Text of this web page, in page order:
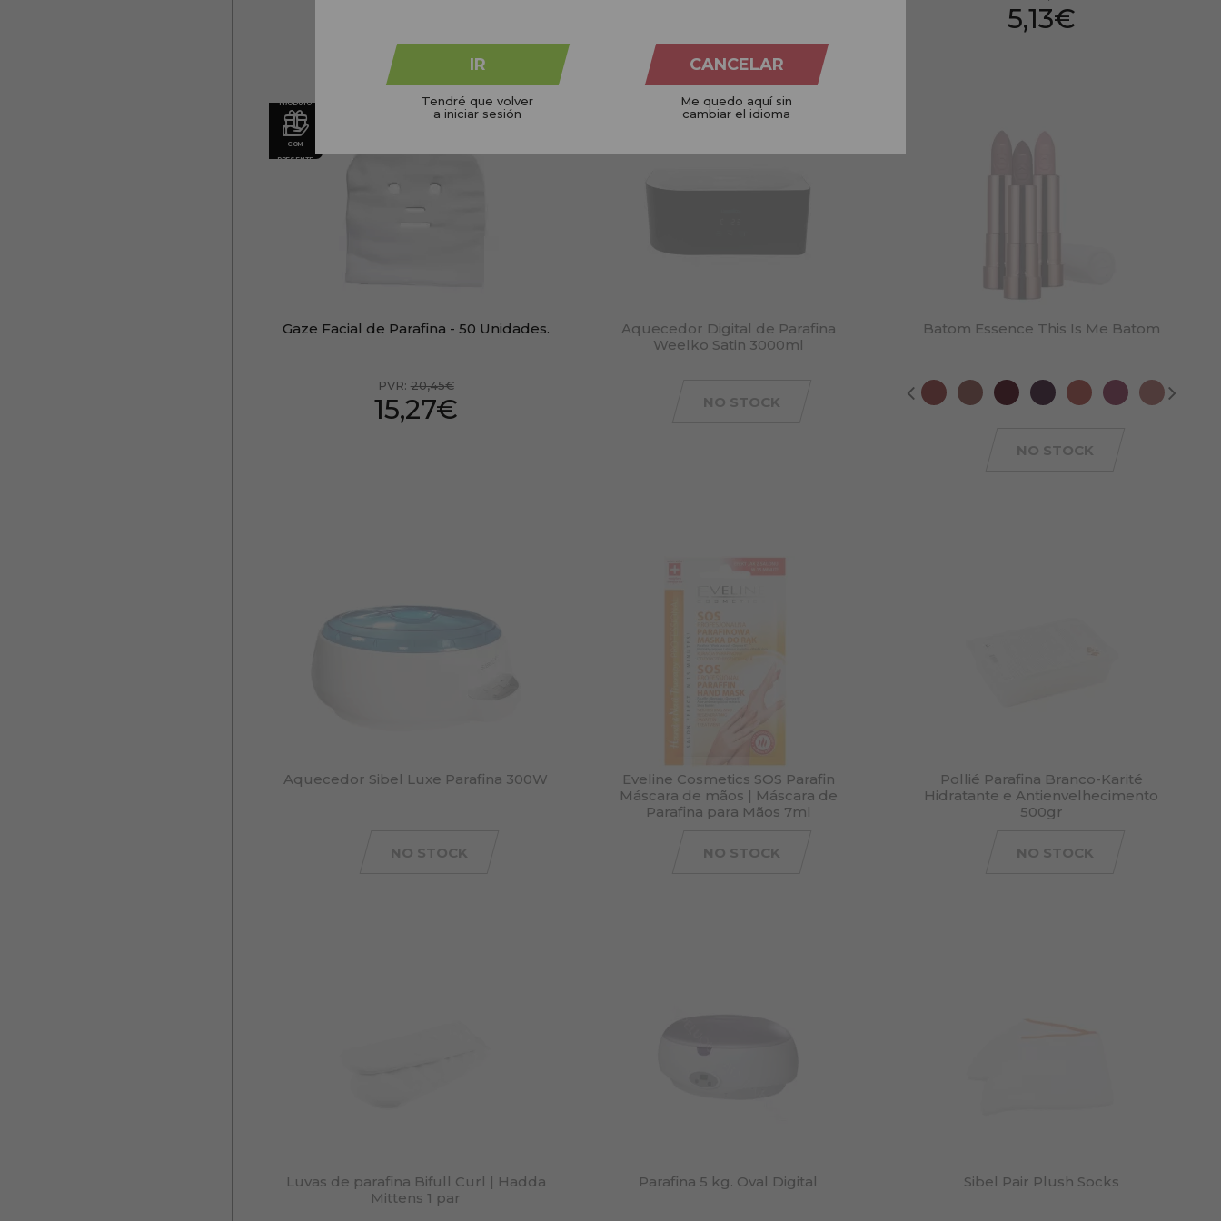
5,13€
PRODUTO
COM
PRESENTE
Gaze Facial de Parafina - 50 Unidades.
PVR: 20,45€
15,27€
Aquecedor Digital de Parafina
Weelko Satin 3000ml
NO STOCK
Batom Essence This Is Me Batom
NO STOCK
Aquecedor Sibel Luxe Parafina 300W
NO STOCK
Eveline Cosmetics SOS Parafin
Máscara de mãos | Máscara de
Parafina para Mãos 7ml
NO STOCK
Pollié Parafina Branco-Karité
Hidratante e Antienvelhecimento
500gr
NO STOCK
Luvas de parafina Bifull Curl | Hadda
Mittens 1 par
Parafina 5 kg. Oval Digital Sibel Pair Plush Socks
IR
Tendré que volver
a iniciar sesión
CANCELAR
Me quedo aquí sin
cambiar el idioma